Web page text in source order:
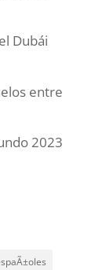
Dubái
entre
2023